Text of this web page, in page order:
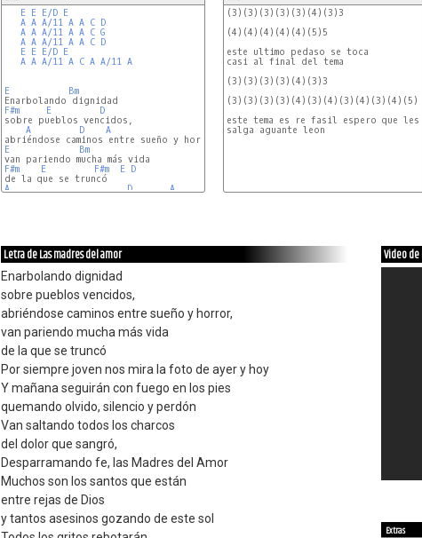
E E E/D E
A A A/11 A A C D
A A A/11 A A C G
A A A/11 A A C D
E E E/D E
A A A/11 A C A A/11 A
E
Bm
F#m
E
D
sobre pueblos vencidos,
A
D
A
E
Bm
F#m
E F#m E D
A
D
A
(3)(3)(3)(3)(3)(4)(3)3
(4)(4)(4)(4)(4)(5)5
este ultimo pedaso se toca
casi al final del tema
(3)(3)(3)(3)(4)(3)3
(3)(3)(3)(3)(4)(3)(4)(3)(4)(3)(4)(5)
este tema es re fasil espero que les
salga aguante leon
Letra de Las madres del amor
Enarbolando dignidad
sobre pueblos vencidos,
abriéndose caminos entre sueño y horror,
van pariendo mucha más vida
de la que se truncó
Por siempre joven nos mira la foto de ayer y hoy
Y mañana seguirán con fuego en los pies
quemando olvido, silencio y perdón
Van saltando todos los charcos
del dolor que sangró,
Desparramando fe, las Madres del Amor
Muchos son los santos que están
entre rejas de Dios
y tantos asesinos gozando de este sol
Video
Extras